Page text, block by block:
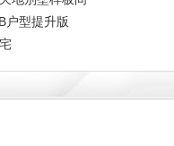
户型提升版